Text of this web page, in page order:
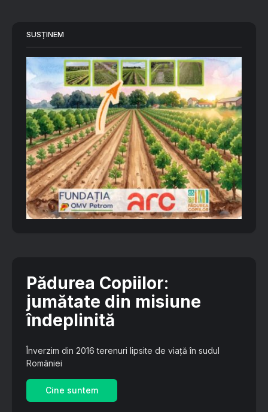
SUSȚINEM
Pădurea Copiilor:
jumătate din misiune
îndeplinită
Înverzim din 2016 terenuri lipsite de viață în sudul
României
Cine suntem